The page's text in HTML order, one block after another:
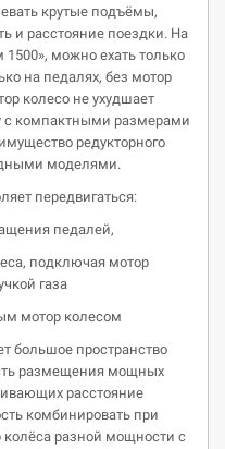
крутые подъёмы,
и расстояние поездки. На
можно ехать только
на педалях, без мотор
колесо не ухудшает
с компактными размерами
редукторного
моделями.
передвигаться:
педалей,
подключая мотор
газа
мотор колесом
большое пространство
размещения мощных
расстояние
комбинировать при
колёса разной мощности с